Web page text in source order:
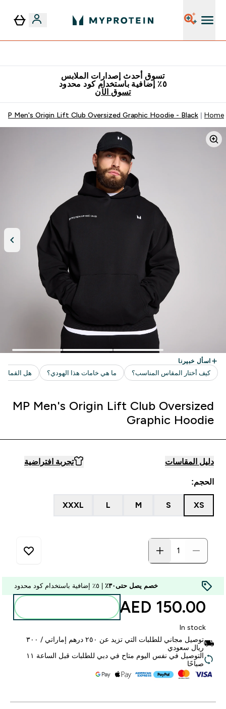
تسوق أحدث إصدارات الملابس
٥٪ إضافية باستخدام كود محدود
تسوق الآن
Home
MP Men's Origin Lift Club Oversized Graphic Hoodie - Black
MP Men's Origin Lift Club Oversized
Graphic Hoodie
دليل المقاسات تجربة افتراضية
الحجم:
XS
S
M
L
XXXL
خصم يصل حتى٣٠٪
150.00 AED‎
In stock
توصيل مجاني للطلبات التي تزيد عن ٢٥٠ درهم إماراتي / ٣٠٠
ريال سعودي
التوصيل في نفس اليوم متاح في دبي للطلبات قبل الساعة ١١
صباحًا